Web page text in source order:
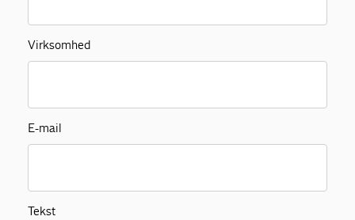
Virksomhed
E-mail
Tekst